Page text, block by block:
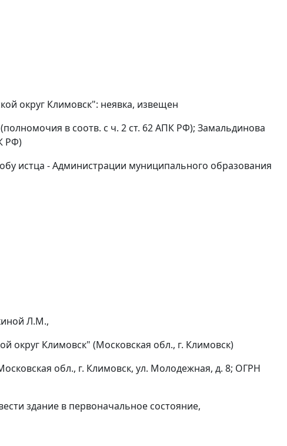
округ Климовск": неявка, извещен
в соотв. с ч. 2 ст. 62АПК РФ); Замальдинова
РФ)
истца - Администрации муниципального образования
Л.М.,
округ Климовск" (Московская обл., г. Климовск)
обл., г. Климовск, ул. Молодежная, д. 8; ОГРН
здание в первоначальное состояние,